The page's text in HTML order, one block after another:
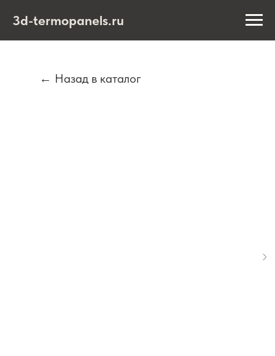
3d-termopanels.ru
← Назад в каталог